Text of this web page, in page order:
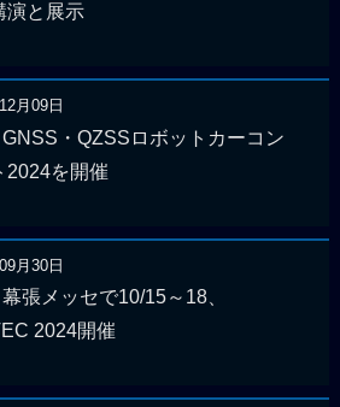
演と展示
月09日
GNSS・QZSSロボットカーコン
2024を開催
月30日
張メッセで10/15～18、
2024開催